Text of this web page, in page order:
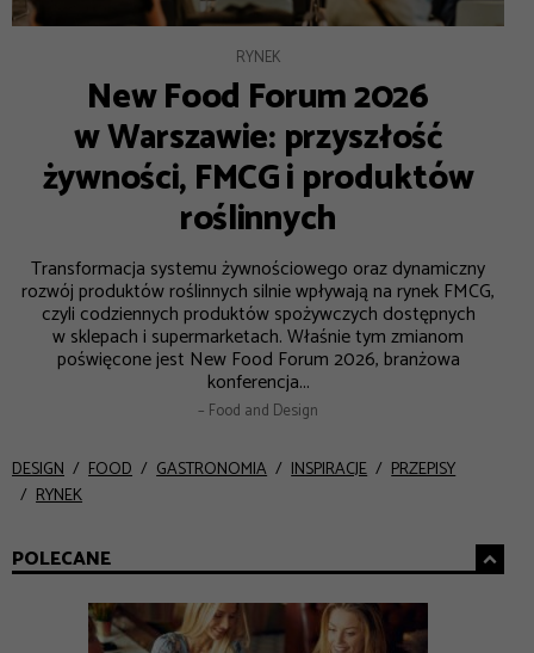
RYNEK
New Food Forum 2026
w Warszawie: przyszłość
żywności, FMCG i produktów
roślinnych
Transformacja systemu żywnościowego oraz dynamiczny
rozwój produktów roślinnych silnie wpływają na rynek FMCG,
czyli codziennych produktów spożywczych dostępnych
w sklepach i supermarketach. Właśnie tym zmianom
poświęcone jest New Food Forum 2026, branżowa
konferencja...
– Food and Design
DESIGN FOOD GASTRONOMIA INSPIRACJE
PRZEPISY
RYNEK
POLECANE